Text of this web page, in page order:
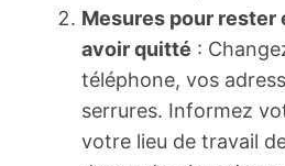
Mesures pour rester
avoir quitté :
téléphone, vos
serrures. Informez
votre lieu de travail